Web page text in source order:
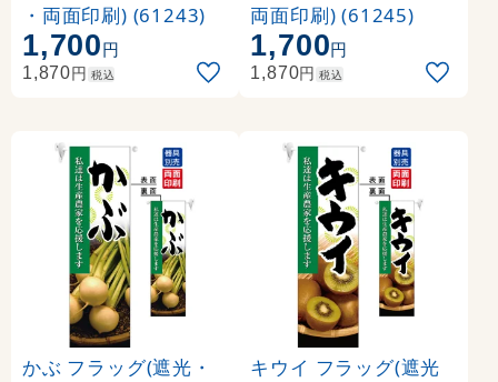
・両面印刷) (61243)
1,700円
1,870円 税込
両面印刷) (61245)
1,700円
1,870円 税込
かぶ フラッグ(遮光・
キウイ フラッグ(遮光